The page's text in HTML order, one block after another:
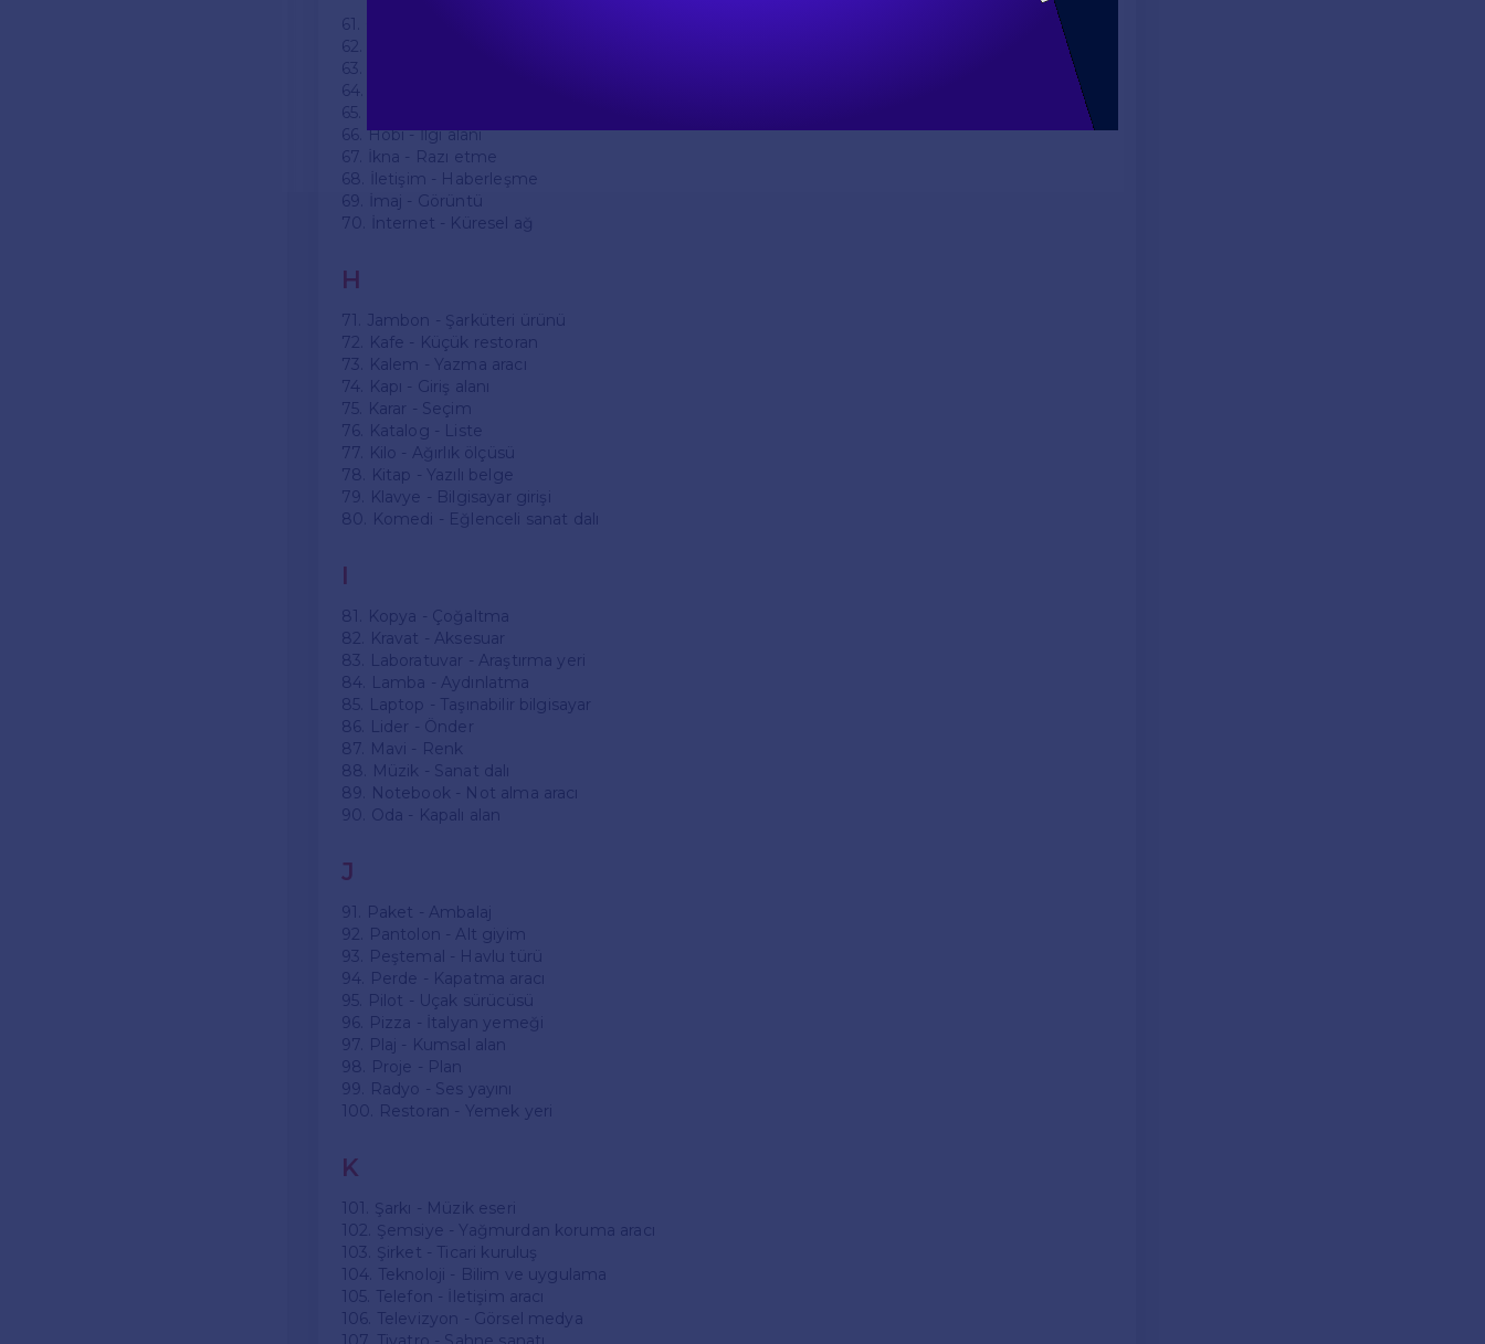
61. Gitar - Müzik aleti
62. Gömlek - Üst giyim
63. Grafik - Görsel temsil
64. Güneş - Gök cismi
65. Hediye - Armağan
66. Hobi - İlgi alanı
67. İkna - Razı etme
68. İletişim - Haberleşme
69. İmaj - Görüntü
70. İnternet - Küresel ağ
H
71. Jambon - Şarküteri ürünü
72. Kafe - Küçük restoran
73. Kalem - Yazma aracı
74. Kapı - Giriş alanı
75. Karar - Seçim
76. Katalog - Liste
77. Kilo - Ağırlık ölçüsü
78. Kitap - Yazılı belge
79. Klavye - Bilgisayar girişi
80. Komedi - Eğlenceli sanat dalı
I
81. Kopya - Çoğaltma
82. Kravat - Aksesuar
83. Laboratuvar - Araştırma yeri
84. Lamba - Aydınlatma
85. Laptop - Taşınabilir bilgisayar
86. Lider - Önder
87. Mavi - Renk
88. Müzik - Sanat dalı
89. Notebook - Not alma aracı
90. Oda - Kapalı alan
J
91. Paket - Ambalaj
92. Pantolon - Alt giyim
93. Peştemal - Havlu türü
94. Perde - Kapatma aracı
95. Pilot - Uçak sürücüsü
96. Pizza - İtalyan yemeği
97. Plaj - Kumsal alan
98. Proje - Plan
99. Radyo - Ses yayını
100. Restoran - Yemek yeri
K
101. Şarkı - Müzik eseri
102. Şemsiye - Yağmurdan koruma aracı
103. Şirket - Ticari kuruluş
104. Teknoloji - Bilim ve uygulama
105. Telefon - İletişim aracı
106. Televizyon - Görsel medya